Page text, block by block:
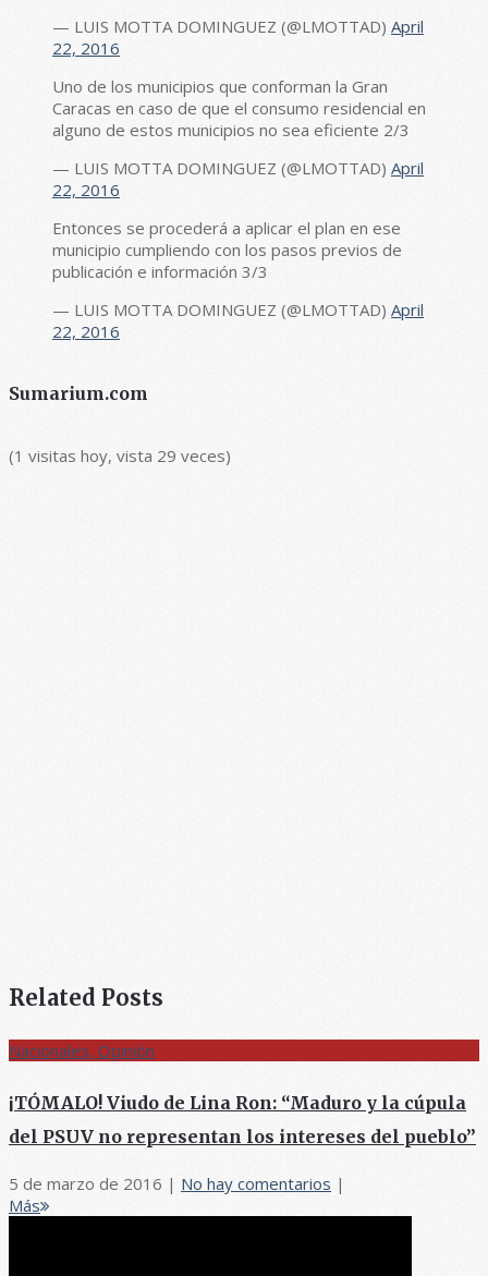
— LUIS MOTTA DOMINGUEZ (@LMOTTAD) April
22, 2016
Uno de los municipios que conforman la Gran
Caracas en caso de que el consumo residencial en
alguno de estos municipios no sea eficiente 2/3
— LUIS MOTTA DOMINGUEZ (@LMOTTAD) April
22, 2016
Entonces se procederá a aplicar el plan en ese
municipio cumpliendo con los pasos previos de
publicación e información 3/3
— LUIS MOTTA DOMINGUEZ (@LMOTTAD) April
22, 2016
Sumarium.com
(1 visitas hoy, vista 29 veces)
Related Posts
Nacionales, Opinión
¡TÓMALO! Viudo de Lina Ron: “Maduro y la cúpula
del PSUV no representan los intereses del pueblo”
5 de marzo de 2016 | No hay comentarios |
Más